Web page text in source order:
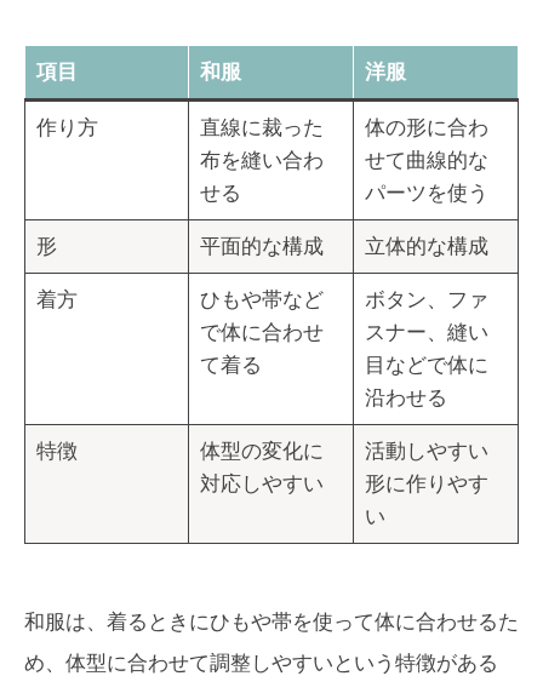
項目 和服 洋服
作り方
直線に裁った
布を縫い合わ
せる
体の形に合わ
せて曲線的な
パーツを使う
形 平面的な構成 立体的な構成
着方
ひもや帯など
で体に合わせ
て着る
ボタン、ファ
スナー、縫い
目などで体に
沿わせる
特徴
体型の変化に
対応しやすい
活動しやすい
形に作りやす
い
和服は、着るときにひもや帯を使って体に合わせるた
め、体型に合わせて調整しやすいという特徴がある